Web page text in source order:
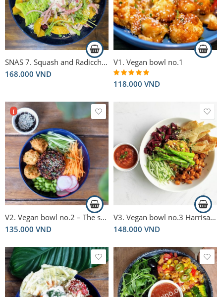
SNAS 7. Squash and Radicchio Bowl
168.000 VND
V1. Vegan bowl no.1
Rated5.00
out of 5
118.000 VND
[
V2. Vegan bowl no.2 – The sushi salad
135.000 VND
V3. Vegan bowl no.3 Harrisa Power Bowl – Tô Hạt Kê, măng tây nướng
148.000 VND